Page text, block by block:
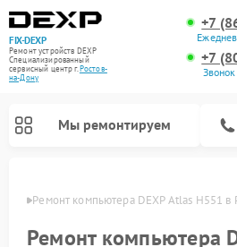
FIX-DEXP
Ремонт устройств DEXP
Специализированный
cервисный центр г.Ростов-
на-Дону
+7
+7
Мы ремонтируем
Ремонт компьютера DEXP Atlas H551 в
Ремонт компьютера